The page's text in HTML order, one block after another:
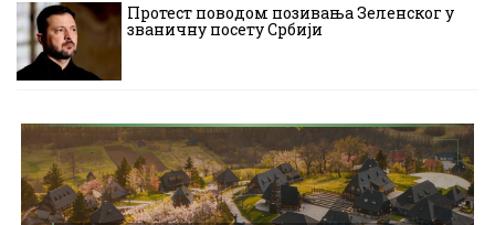
Протест поводом позивања Зеленског у
званичну посету Србији